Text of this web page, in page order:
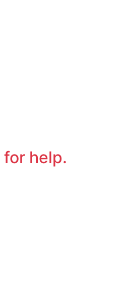
for help.